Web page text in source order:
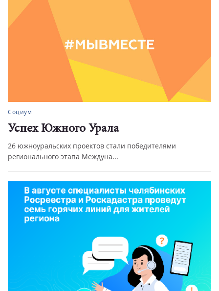
Социум
Успех Южного Урала
26 южноуральских проектов стали победителями
регионального этапа Междуна...